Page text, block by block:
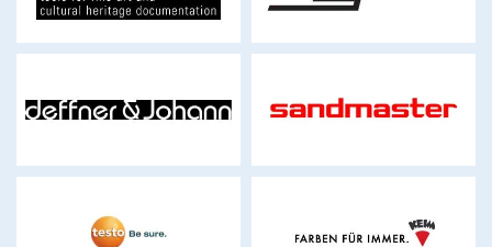
deffner-johann.de
sandmaster-
technology.com
testo.com keim.com